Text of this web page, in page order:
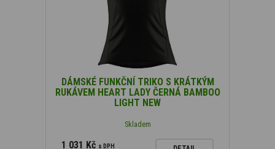
DÁMSKÉ FUNKČNÍ TRIKO S KRÁTKÝM
RUKÁVEM HEART LADY ČERNÁ BAMBOO
LIGHT NEW
Skladem
1 031 Kč s DPH